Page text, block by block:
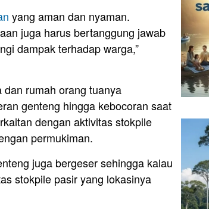
yang aman dan nyaman.
juga harus bertanggung jawab
dampak terhadap warga,”
rumah orang tuanya
genteng hingga kebocoran saat
dengan aktivitas stokpile
permukiman.
juga bergeser sehingga kalau
stokpile pasir yang lokasinya